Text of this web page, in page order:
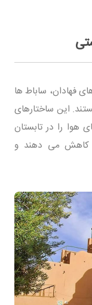
فهادان، ساباط ها
این ساختارهای
هوا را در تابستان
کاهش می دهند و